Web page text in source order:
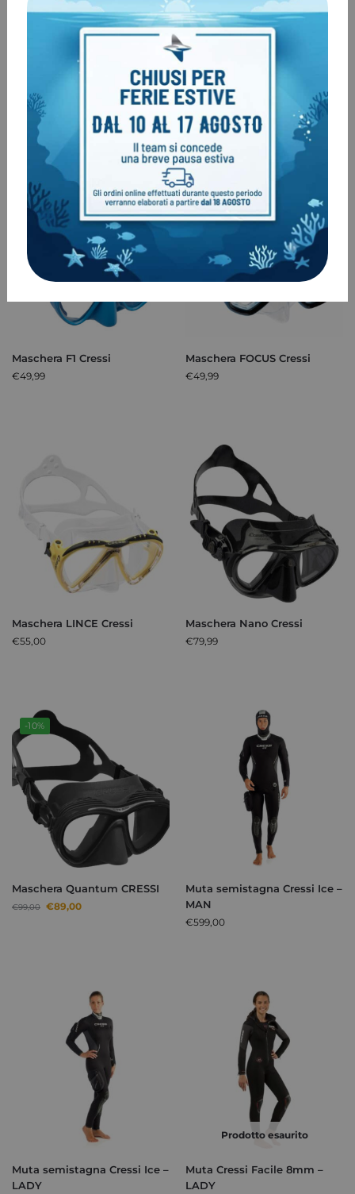
Maschera Calibro Cressi
59,90
Maschera Cressi AIR
CRYSTAL
Maschera F1 Cressi
€49,99
Maschera FOCUS Cressi
€49,99
Maschera LINCE Cressi
€55,00
Maschera Nano Cressi
€79,99
-10%
Maschera Quantum CRESSI
€99,00 €89,00
Muta semistagna Cressi Ice –
MAN
€599,00
Muta semistagna Cressi Ice –
LADY
Prodotto esaurito
Muta Cressi Facile 8mm –
LADY